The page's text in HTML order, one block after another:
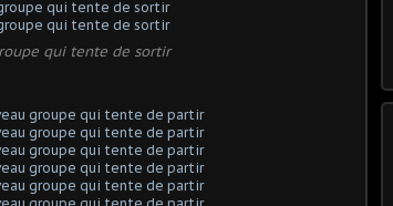
qui tente de sortir